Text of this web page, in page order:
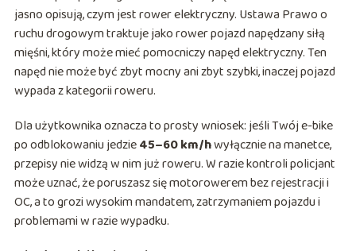
jasno opisują, czym jest rower elektryczny. Ustawa Prawo o
ruchu drogowym traktuje jako rower pojazd napędzany siłą
mięśni, który może mieć pomocniczy napęd elektryczny. Ten
napęd nie może być zbyt mocny ani zbyt szybki, inaczej pojazd
wypada z kategorii roweru.
Dla użytkownika oznacza to prosty wniosek: jeśli Twój e-bike
po odblokowaniu jedzie45–60 km/hwyłącznie na manetce,
przepisy nie widzą w nim już roweru. W razie kontroli policjant
może uznać, że poruszasz się motorowerem bez rejestracji i
OC, a to grozi wysokim mandatem, zatrzymaniem pojazdu i
problemami w razie wypadku.